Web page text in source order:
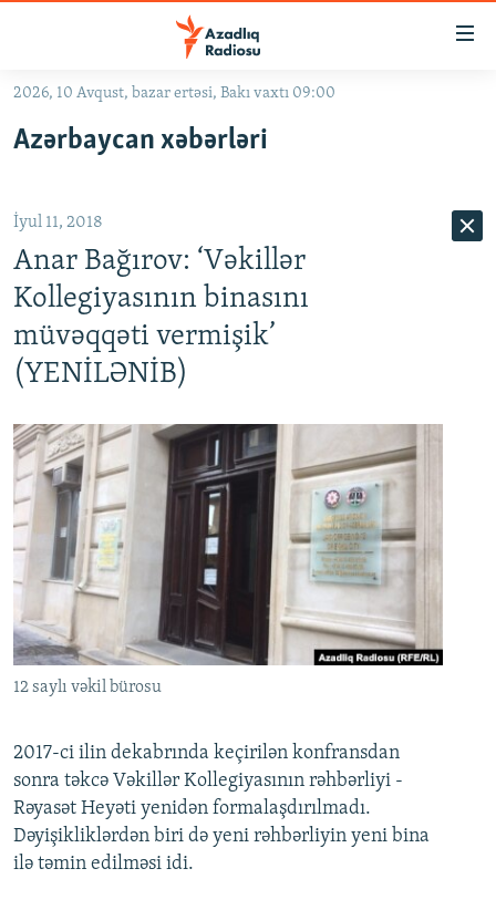
Əsas
qayıt
qayıt
Axtarışa
keç
#ƏSLINDƏ
QANUNI DOĞRU
ARAŞDIRMA
VIDEO
FOTOQALEREYA
İNFOQRAFIKA
KARIKATURA
RADIO ARXIV
OXU ZALI
AZƏRBAYCAN ƏDƏBIYYATI KITABXANASI
İSLAM VƏ DEMOKRATIYA
İZ - MƏDƏNIYYƏT PROQRAMI
HAQQIMIZDA
MISSIYAMIZ
PEŞƏ ETIKASI VƏ JURNALISTIKA STANDARTLARIMIZ
MATERIALLARIMIZDAN ISTIFADƏ
AZADLIQRADIOSU MOBIL TELEFONUNUZDA
BIZIMLƏ ƏLAQƏ
BIZI IZLƏ
RFE/RL-in bütün saytları
2026, 10 Avqust, bazar ertəsi, Bakı vaxtı 09:00
Azərbaycan xəbərləri
İyul 11, 2018
Anar Bağırov: ‘Vəkillər
Kollegiyasının binasını
müvəqqəti vermişik’
(YENİLƏNİB)
12 saylı vəkil bürosu
2017-ci ilin dekabrında keçirilən konfransdan
sonra təkcə Vəkillər Kollegiyasının rəhbərliyi -
Rəyasət Heyəti yenidən formalaşdırılmadı.
Dəyişikliklərdən biri də yeni rəhbərliyin yeni bina
ilə təmin edilməsi idi.